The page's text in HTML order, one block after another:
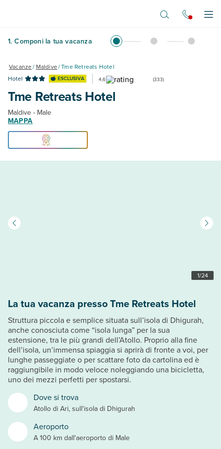
1. Componi la tua vacanza
Vacanze/ Maldive/Tme Retreats Hotel
Hotel
ESCLUSIVA 4,6 (333)
Tme Retreats Hotel
Maldive - Male
MAPPA
1/24
Dove si trova
Atollo di Ari, sull'isola di Dhigurah
Aeroporto
A 100 km dall'aeroporto di Male
La tua vacanza presso Tme Retreats Hotel
Struttura piccola e semplice situata sull’isola di Dhigurah,
anche conosciuta come “isola lunga” per la sua
estensione, tra le più grandi dell’Atollo. Proprio alla fine
dell’isola, un’immensa spiaggia si aprirà di fronte a voi, per
lunghe passeggiate o per scattare foto da cartolina ed è
raggiungibile in modo veloce noleggiando una bicicletta,
uno dei mezzi perfetti per spostarsi.